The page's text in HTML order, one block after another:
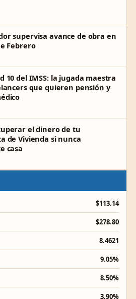
supervisa avance de obra en
Febrero
10 del IMSS: la jugada maestra
que quieren pensión y
el dinero de tu
de Vivienda si nunca
casa
$113.14
$278.80
8.4621
9.05%
8.50%
3.90%